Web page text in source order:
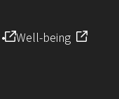
Well-being